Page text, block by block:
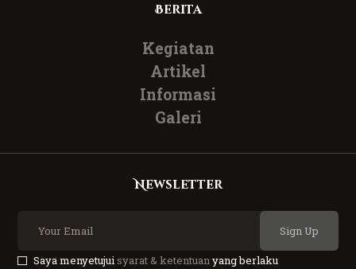
Berita
Kegiatan
Artikel
Informasi
Galeri
Newsletter
Sign Up
Saya menyetujuisyarat & ketentuanyang berlaku